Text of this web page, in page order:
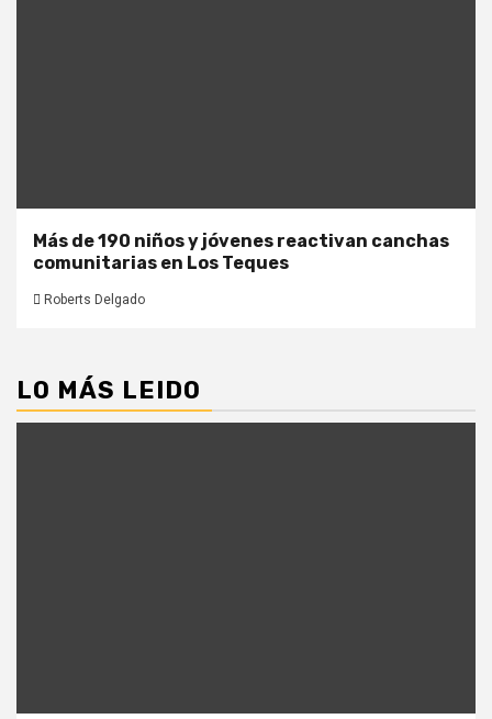
Más de 190 niños y jóvenes reactivan canchas
comunitarias en Los Teques
Roberts Delgado
LO MÁS LEIDO